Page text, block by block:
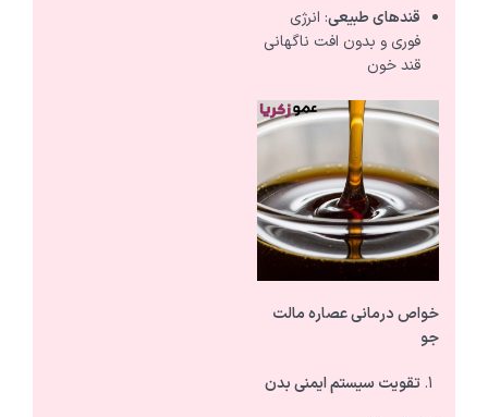
قندهای طبیعی: انرژی
فوری و بدون افت ناگهانی
قند خون
خواص درمانی عصاره مالت
جو
تقویت سیستم ایمنی بدن